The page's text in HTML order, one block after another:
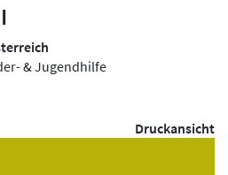
& Jugendhilfe
Druckansicht